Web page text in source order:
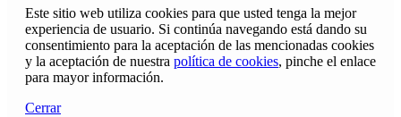
Este sitio web utiliza cookies para que usted tenga la mejor
experiencia de usuario. Si continúa navegando está dando su
consentimiento para la aceptación de las mencionadas cookies
y la aceptación de nuestra política de cookies, pinche el enlace
para mayor información.
Cerrar